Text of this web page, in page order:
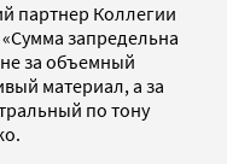
партнер Коллегии
запредельна
за объемный
материал, а за
по тону